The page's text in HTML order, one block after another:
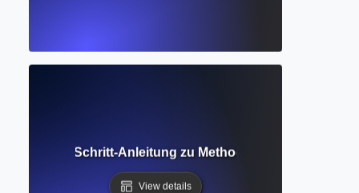
Schritt-für-Schritt-Anleitung zu Methoden, Werkzeugen
View details